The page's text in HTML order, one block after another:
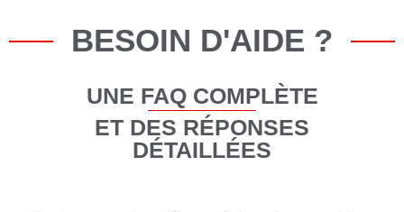
BESOIN D'AIDE ?
UNE FAQ COMPLÈTE
ET DES RÉPONSES
DÉTAILLÉES